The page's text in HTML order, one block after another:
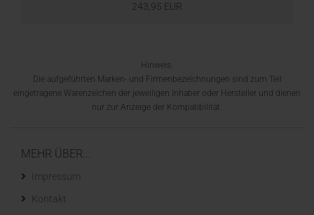
243,95 EUR
Hinweis:
Die aufgeführten Marken- und Firmenbezeichnungen sind zum Teil
eingetragene Warenzeichen der jeweiligen Inhaber oder Hersteller und dienen
nur zur Anzeige der Kompatibilität.
MEHR ÜBER...
Impressum
Kontakt